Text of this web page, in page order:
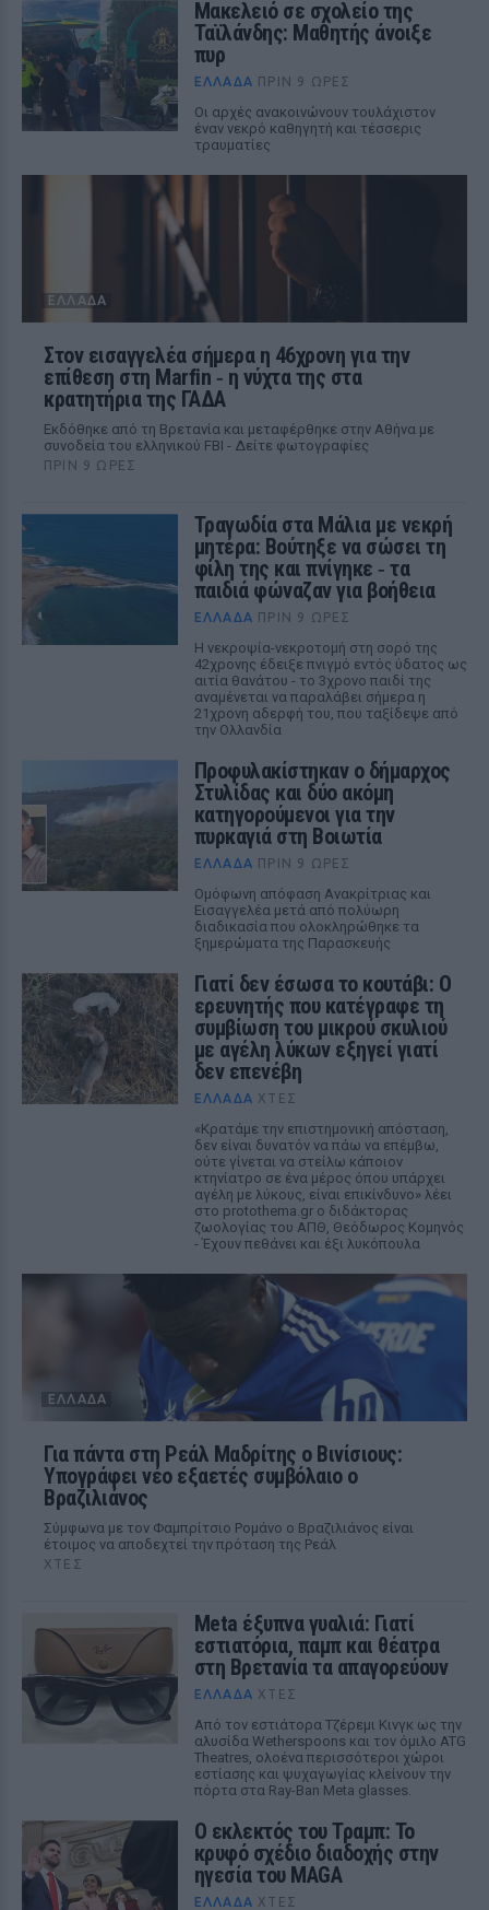
Μακελειό σε σχολείο της
Ταϊλάνδης: Μαθητής άνοιξε
πυρ
ΕΛΛΆΔΑ ΠΡΙΝ 9 ΏΡΕΣ
Οι αρχές ανακοινώνουν τουλάχιστον
έναν νεκρό καθηγητή και τέσσερις
τραυματίες
ΕΛΛΆΔΑ
Στον εισαγγελέα σήμερα η 46χρονη για την
επίθεση στη Marfin ‑ η νύχτα της στα
κρατητήρια της ΓΑΔΑ
Εκδόθηκε από τη Βρετανία και μεταφέρθηκε στην Αθήνα με
συνοδεία του ελληνικού FBI - Δείτε φωτογραφίες
ΠΡΙΝ 9 ΏΡΕΣ
Τραγωδία στα Μάλια με νεκρή
μητέρα: Βούτηξε να σώσει τη
φίλη της και πνίγηκε ‑ τα
παιδιά φώναζαν για βοήθεια
ΕΛΛΆΔΑ ΠΡΙΝ 9 ΏΡΕΣ
Η νεκροψία-νεκροτομή στη σορό της
42χρονης έδειξε πνιγμό εντός ύδατος ως
αιτία θανάτου - το 3χρονο παιδί της
αναμένεται να παραλάβει σήμερα η
21χρονη αδερφή του, που ταξίδεψε από
την Ολλανδία
Προφυλακίστηκαν ο δήμαρχος
Στυλίδας και δύο ακόμη
κατηγορούμενοι για την
πυρκαγιά στη Βοιωτία
ΕΛΛΆΔΑ ΠΡΙΝ 9 ΏΡΕΣ
Ομόφωνη απόφαση Ανακρίτριας και
Εισαγγελέα μετά από πολύωρη
διαδικασία που ολοκληρώθηκε τα
ξημερώματα της Παρασκευής
Γιατί δεν έσωσα το κουτάβι: Ο
ερευνητής που κατέγραφε τη
συμβίωση του μικρού σκυλιού
με αγέλη λύκων εξηγεί γιατί
δεν επενέβη
ΕΛΛΆΔΑ ΧΤΕΣ
«Κρατάμε την επιστημονική απόσταση,
δεν είναι δυνατόν να πάω να επέμβω,
ούτε γίνεται να στείλω κάποιον
κτηνίατρο σε ένα μέρος όπου υπάρχει
αγέλη με λύκους, είναι επικίνδυνο» λέει
στο protothema.gr ο διδάκτορας
ζωολογίας του ΑΠΘ, Θεόδωρος Κομηνός
- Έχουν πεθάνει και έξι λυκόπουλα
ΕΛΛΆΔΑ
Για πάντα στη Ρεάλ Μαδρίτης ο Βινίσιους:
Υπογράφει νέο εξαετές συμβόλαιο ο
Βραζιλιάνος
Σύμφωνα με τον Φαμπρίτσιο Ρομάνο ο Βραζιλιάνος είναι
έτοιμος να αποδεχτεί την πρόταση της Ρεάλ
ΧΤΕΣ
Meta έξυπνα γυαλιά: Γιατί
εστιατόρια, παμπ και θέατρα
στη Βρετανία τα απαγορεύουν
ΕΛΛΆΔΑ ΧΤΕΣ
Από τον εστιάτορα Τζέρεμι Κινγκ ως την
αλυσίδα Wetherspoons και τον όμιλο ATG
Theatres, ολοένα περισσότεροι χώροι
εστίασης και ψυχαγωγίας κλείνουν την
πόρτα στα Ray-Ban Meta glasses.
Ο εκλεκτός του Τραμπ: Το
κρυφό σχέδιο διαδοχής στην
ηγεσία του MAGA
ΕΛΛΆΔΑ ΧΤΕΣ